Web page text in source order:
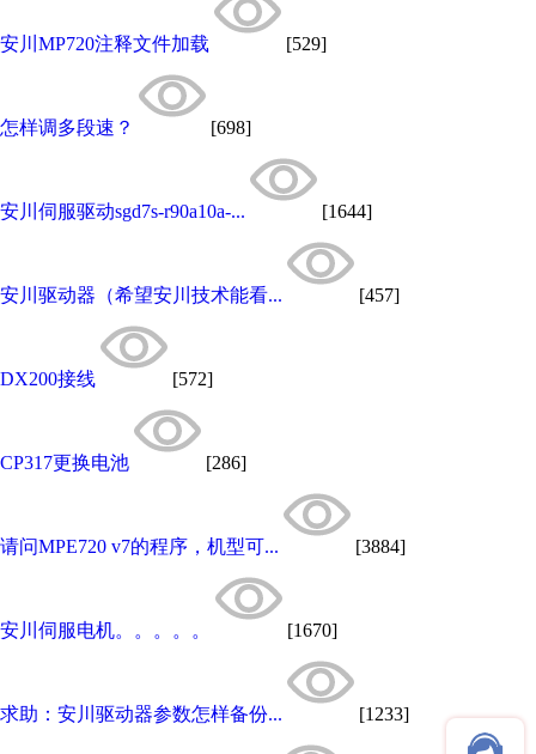
安川MP720注释文件加载 [529]
怎样调多段速？ [698]
安川伺服驱动sgd7s-r90a10a-... [1644]
安川驱动器（希望安川技术能看... [457]
DX200接线 [572]
CP317更换电池 [286]
请问MPE720 v7的程序，机型可... [3884]
安川伺服电机。。。。。 [1670]
求助：安川驱动器参数怎样备份... [1233]